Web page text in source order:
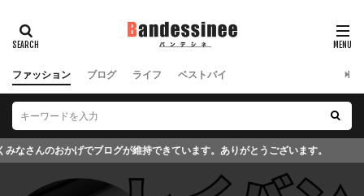
ファッション ブログ ライフ ベストバイ
きています。ありがとうございます。